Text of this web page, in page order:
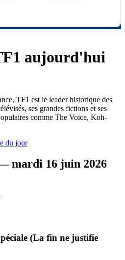
aujourd'hui
TF1 est le leader historique des
ses grandes fictions et ses
comme The Voice, Koh-
du jour
mardi 16 juin 2026
(La fin ne justifie